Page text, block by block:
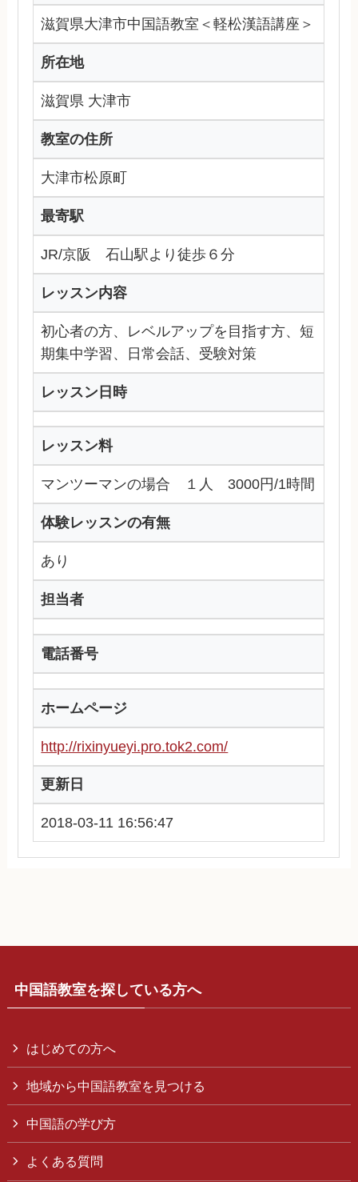
滋賀県大津市中国語教室＜軽松漢語講座＞
所在地
滋賀県 大津市
教室の住所
大津市松原町
最寄駅
JR/京阪 石山駅より徒歩６分
レッスン内容
初心者の方、レベルアップを目指す方、短
期集中学習、日常会話、受験対策
レッスン日時
レッスン料
マンツーマンの場合 １人 3000円/1時間
体験レッスンの有無
あり
担当者
電話番号
ホームページ
http://rixinyueyi.pro.tok2.com/
更新日
2018-03-11 16:56:47
中国語教室を探している方へ
はじめての方へ
地域から中国語教室を見つける
中国語の学び方
よくある質問